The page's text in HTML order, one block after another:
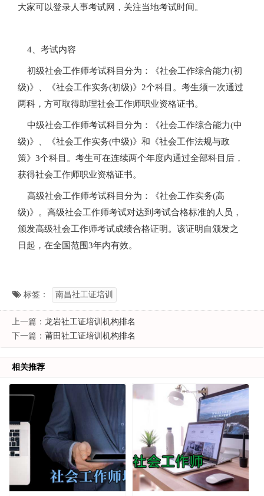
大家可以登录人事考试网，关注当地考试时间。
4、考试内容
初级社会工作师考试科目分为：《社会工作综合能力(初
级)》、《社会工作实务(初级)》2个科目。考生须一次通过
两科，方可取得助理社会工作师职业资格证书。
中级社会工作师考试科目分为：《社会工作综合能力(中
级)》、《社会工作实务(中级)》和《社会工作法规与政
策》3个科目。考生可在连续两个年度内通过全部科目后，
获得社会工作师职业资格证书。
高级社会工作师考试科目分为：《社会工作实务(高
级)》。高级社会工作师考试对达到考试合格标准的人员，
颁发高级社会工作师考试成绩合格证明。该证明自颁发之
日起，在全国范围3年内有效。
标签： 南昌社工证培训
上一篇： 龙岩社工证培训机构排名
下一篇： 莆田社工证培训机构排名
相关推荐